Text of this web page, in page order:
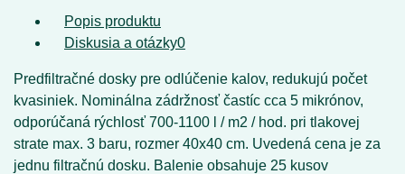
Popis produktu
Diskusia a otázky0
Predfiltračné dosky pre odlúčenie kalov, redukujú počet
kvasiniek. Nominálna zádržnosť častíc cca 5 mikrónov,
odporúčaná rýchlosť 700-1100 l / m2 / hod. pri tlakovej
strate max. 3 baru, rozmer 40x40 cm. Uvedená cena je za
jednu filtračnú dosku. Balenie obsahuje 25 kusov